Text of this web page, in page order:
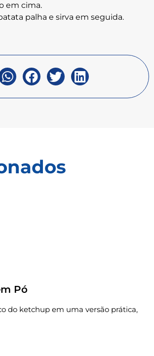
em cima.
palha e sirva em seguida.
Pó
do ketchup em uma versão prática,